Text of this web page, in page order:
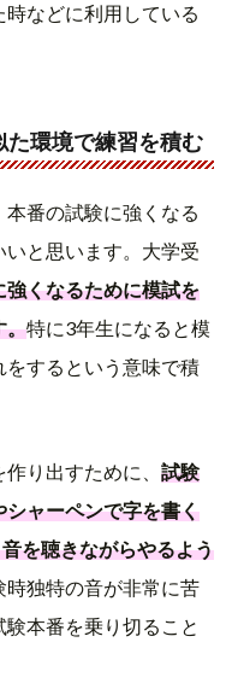
などに利用している
環境で練習を積む
番の試験に強くなる
と思います。大学受
強くなるために模試を
。特に3年生になると模
するという意味で積
り出すために、 試験
ャーペンで字を書く
を聴きながらやるよう
時独特の音が非常に苦
本番を乗り切ること